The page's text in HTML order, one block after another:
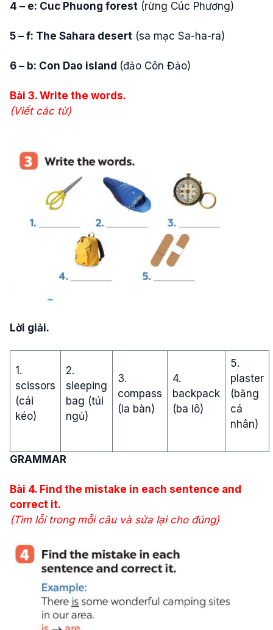
4 – e: Cuc Phuong forest (rừng Cúc Phương)
5 – f: The Sahara desert (sa mạc Sa-ha-ra)
6 – b: Con Dao island (đảo Côn Đảo)
Bài 3. Write the words.
(Viết các từ)
Lời giải.
1.
scissors
(cái
kéo)
2.
sleeping
bag (túi
ngủ)
3.
compass
(la bàn)
4.
backpack
(ba lô)
5.
plaster
(băng
cá
nhân)
GRAMMAR
Bài 4. Find the mistake in each sentence and
correct it.
(Tìm lỗi trong mỗi câu và sửa lại cho đúng)